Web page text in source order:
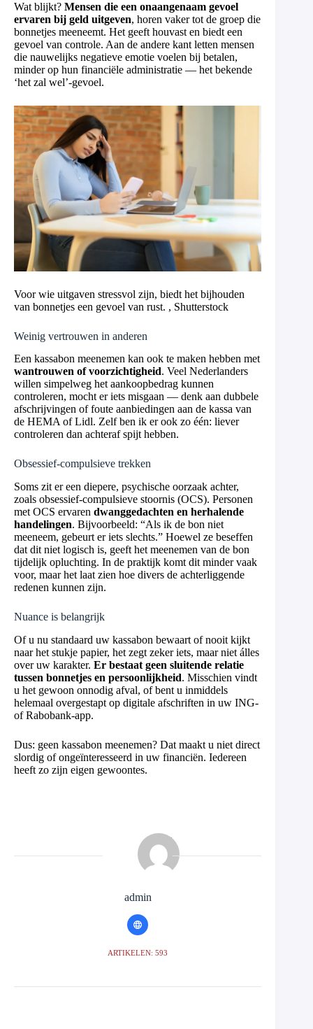
Wat blijkt? Mensen die een onaangenaam gevoel
ervaren bij geld uitgeven, horen vaker tot de groep die
bonnetjes meeneemt. Het geeft houvast en biedt een
gevoel van controle. Aan de andere kant letten mensen
die nauwelijks negatieve emotie voelen bij betalen,
minder op hun financiële administratie — het bekende
‘het zal wel’-gevoel.
Voor wie uitgaven stressvol zijn, biedt het bijhouden
van bonnetjes een gevoel van rust. , Shutterstock
Weinig vertrouwen in anderen
Een kassabon meenemen kan ook te maken hebben met
wantrouwen of voorzichtigheid. Veel Nederlanders
willen simpelweg het aankoopbedrag kunnen
controleren, mocht er iets misgaan — denk aan dubbele
afschrijvingen of foute aanbiedingen aan de kassa van
de HEMA of Lidl. Zelf ben ik er ook zo één: liever
controleren dan achteraf spijt hebben.
Obsessief-compulsieve trekken
Soms zit er een diepere, psychische oorzaak achter,
zoals obsessief-compulsieve stoornis (OCS). Personen
met OCS ervaren dwanggedachten en herhalende
handelingen. Bijvoorbeeld: “Als ik de bon niet
meeneem, gebeurt er iets slechts.” Hoewel ze beseffen
dat dit niet logisch is, geeft het meenemen van de bon
tijdelijk opluchting. In de praktijk komt dit minder vaak
voor, maar het laat zien hoe divers de achterliggende
redenen kunnen zijn.
Nuance is belangrijk
Of u nu standaard uw kassabon bewaart of nooit kijkt
naar het stukje papier, het zegt zeker iets, maar niet álles
over uw karakter. Er bestaat geen sluitende relatie
tussen bonnetjes en persoonlijkheid. Misschien vindt
u het gewoon onnodig afval, of bent u inmiddels
helemaal overgestapt op digitale afschriften in uw ING-
of Rabobank-app.
Dus: geen kassabon meenemen? Dat maakt u niet direct
slordig of ongeïnteresseerd in uw financiën. Iedereen
heeft zo zijn eigen gewoontes.
admin
ARTIKELEN: 593